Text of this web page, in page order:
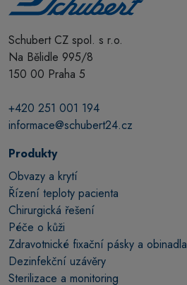
Schubert CZ spol. s r.o.
Na Bělidle 995/8
150 00 Praha 5
+420 251 001 194
informace@schubert24.cz
Produkty
Obvazy a krytí
Řízení teploty pacienta
Chirurgická řešení
Péče o kůži
Zdravotnické fixační pásky a obinadla
Dezinfekční uzávěry
Sterilizace a monitoring